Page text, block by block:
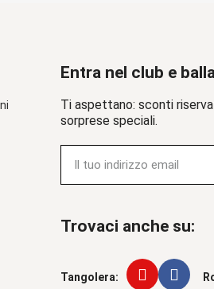
Entra nel club e
Ti aspettano: sconti
sorprese speciali.
Trovaci anche su:
Tangolera: